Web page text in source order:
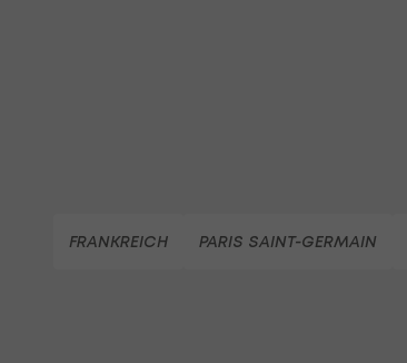
FRANKREICH PARIS SAINT-GERMAIN